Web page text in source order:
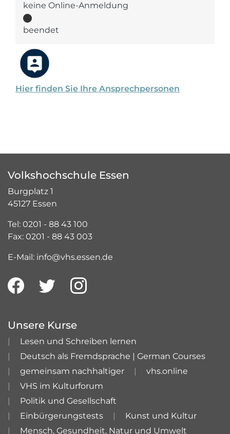
Hier finden Sie Ihre Ansprechpersonen
keine Online-Anmeldung
beendet
Volkshochschule Essen
Burgplatz 1
45127 Essen
Tel: 0201 - 88 43 100
Fax: 0201 - 88 43 003
E-Mail: info@vhs.essen.de
Unsere Kurse
Lesen und Schreiben lernen
Deutsch als Fremdsprache | German Courses
gemeinsam nachhaltiger
vhs.online
VHS im Kulturforum
Politik und Gesellschaft
Einbürgerungstests
Kunst und Kultur
Mensch, Gesundheit, Natur und Umwelt